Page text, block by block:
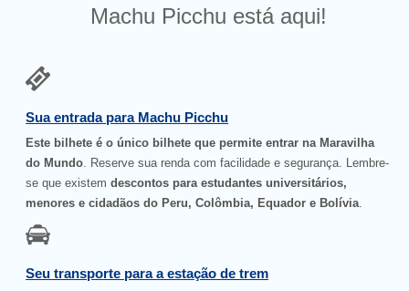
Machu Picchu está aqui!
Sua entrada para Machu Picchu
Este bilhete é o único bilhete que permite entrar na Maravilha
do Mundo. Reserve sua renda com facilidade e segurança. Lembre-
se que existemdescontos para estudantes universitários,
menores e cidadãos do Peru, Colômbia, Equador e Bolívia.
Seu transporte para a estação de trem